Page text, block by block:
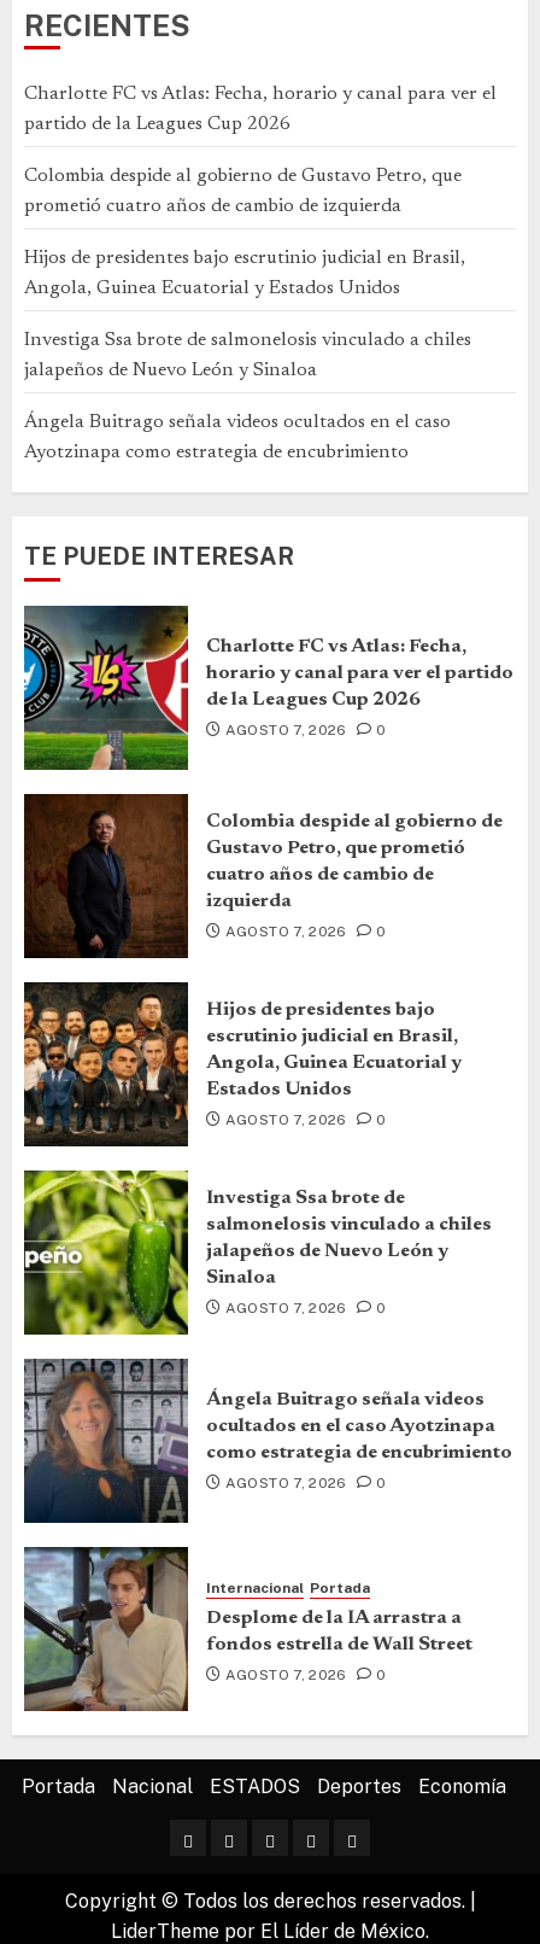
RECIENTES
Charlotte FC vs Atlas: Fecha, horario y canal para ver el
partido de la Leagues Cup 2026
Colombia despide al gobierno de Gustavo Petro, que
prometió cuatro años de cambio de izquierda
Hijos de presidentes bajo escrutinio judicial en Brasil,
Angola, Guinea Ecuatorial y Estados Unidos
Investiga Ssa brote de salmonelosis vinculado a chiles
jalapeños de Nuevo León y Sinaloa
Ángela Buitrago señala videos ocultados en el caso
Ayotzinapa como estrategia de encubrimiento
TE PUEDE INTERESAR
Charlotte FC vs Atlas: Fecha,
horario y canal para ver el partido
de la Leagues Cup 2026
AGOSTO 7, 2026 0
Colombia despide al gobierno de
Gustavo Petro, que prometió
cuatro años de cambio de
izquierda
AGOSTO 7, 2026 0
Hijos de presidentes bajo
escrutinio judicial en Brasil,
Angola, Guinea Ecuatorial y
Estados Unidos
AGOSTO 7, 2026 0
Investiga Ssa brote de
salmonelosis vinculado a chiles
jalapeños de Nuevo León y
Sinaloa
AGOSTO 7, 2026 0
Ángela Buitrago señala videos
ocultados en el caso Ayotzinapa
como estrategia de encubrimiento
AGOSTO 7, 2026 0
Internacional Portada
Desplome de la IA arrastra a
fondos estrella de Wall Street
AGOSTO 7, 2026 0
Portada Nacional ESTADOS Deportes Economía
Copyright © Todos los derechos reservados.
LiderTheme por El Líder de México.